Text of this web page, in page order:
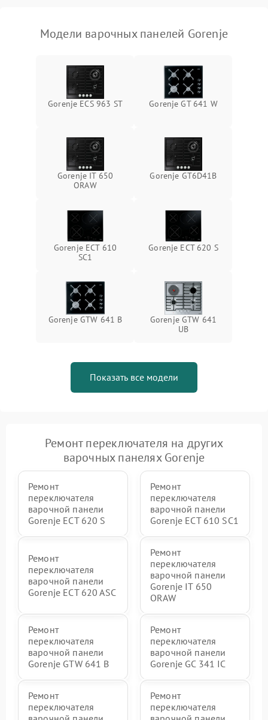
Модели варочных панелей Gorenje
Gorenje ECS 963 ST Gorenje GT 641 W
Gorenje IT 650
ORAW
Gorenje GT6D41B
Gorenje ECT 610
SC1
Gorenje ECT 620 S
Gorenje GTW 641 B
Gorenje GTW 641
UB
Показать все модели
Ремонт переключателя на других
варочных панелях Gorenje
Ремонт
переключателя
варочной панели
Gorenje ECT 620 S
Ремонт
переключателя
варочной панели
Gorenje ECT 610 SC1
Ремонт
переключателя
варочной панели
Gorenje ECT 620 ASC
Ремонт
переключателя
варочной панели
Gorenje IT 650
ORAW
Ремонт
переключателя
варочной панели
Gorenje GTW 641 B
Ремонт
переключателя
варочной панели
Gorenje GC 341 IC
Ремонт
переключателя
Ремонт
переключателя